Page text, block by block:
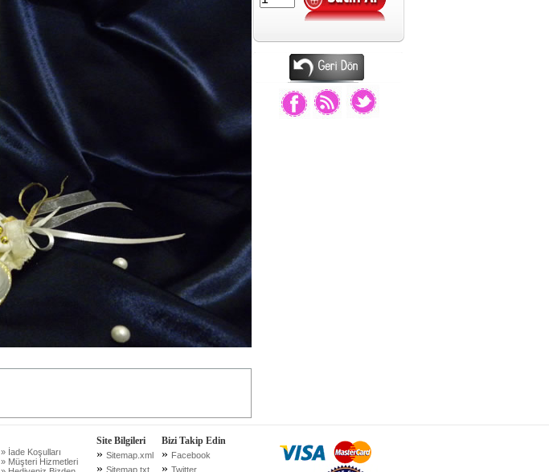
» İade Koşulları
» Müşteri Hizmetleri
Site Bilgileri
» Sitemap.xml
» Sitemap.txt
Bizi Takip Edin
» Facebook
» Twitter